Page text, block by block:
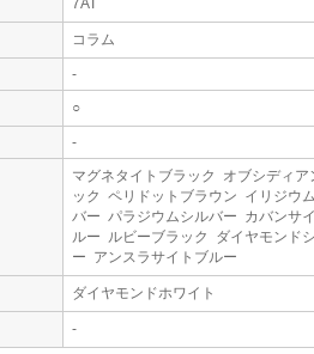
7AT
コラム
-
○
-
マグネタイトブラック オブシディア
ック ペリドットブラウン イリジウ
バー パラジウムシルバー カバンサ
ルー ルビーブラック ダイヤモンド
ー アンスラサイトブルー
ダイヤモンドホワイト
-